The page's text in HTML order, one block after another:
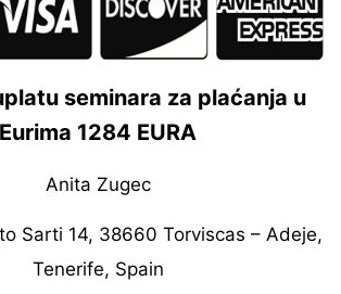
seminara za plaćanja u
Eurima 1284 EURA
Anita Zugec
Sarti 14, 38660 Torviscas – Adeje,
Tenerife, Spain